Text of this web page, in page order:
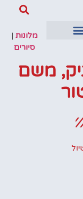
מלונות |
סיורים
משם